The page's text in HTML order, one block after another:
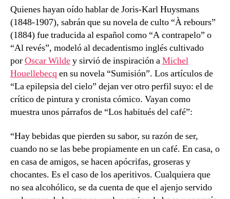
Quienes hayan oído hablar de Joris-Karl Huysmans
(1848-1907), sabrán que su novela de culto “À rebours”
(1884) fue traducida al español como “A contrapelo” o
“Al revés”, modeló al decadentismo inglés cultivado
porOscar Wildey sirvió de inspiración aMichel
Houellebecq en su novela “Sumisión”. Los artículos de
“La epilepsia del cielo” dejan ver otro perfil suyo: el de
crítico de pintura y cronista cómico. Vayan como
muestra unos párrafos de “Los habitués del café”:
“Hay bebidas que pierden su sabor, su razón de ser,
cuando no se las bebe propiamente en un café. En casa, o
en casa de amigos, se hacen apócrifas, groseras y
chocantes. Es el caso de los aperitivos. Cualquiera que
no sea alcohólico, se da cuenta de que el ajenjo servido